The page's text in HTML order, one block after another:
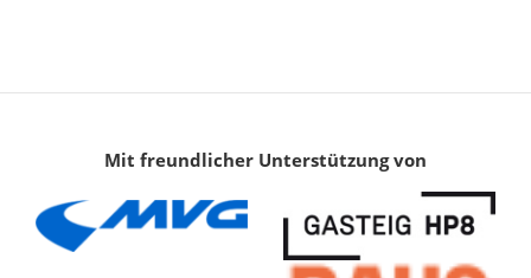
Mit freundlicher Unterstützung von